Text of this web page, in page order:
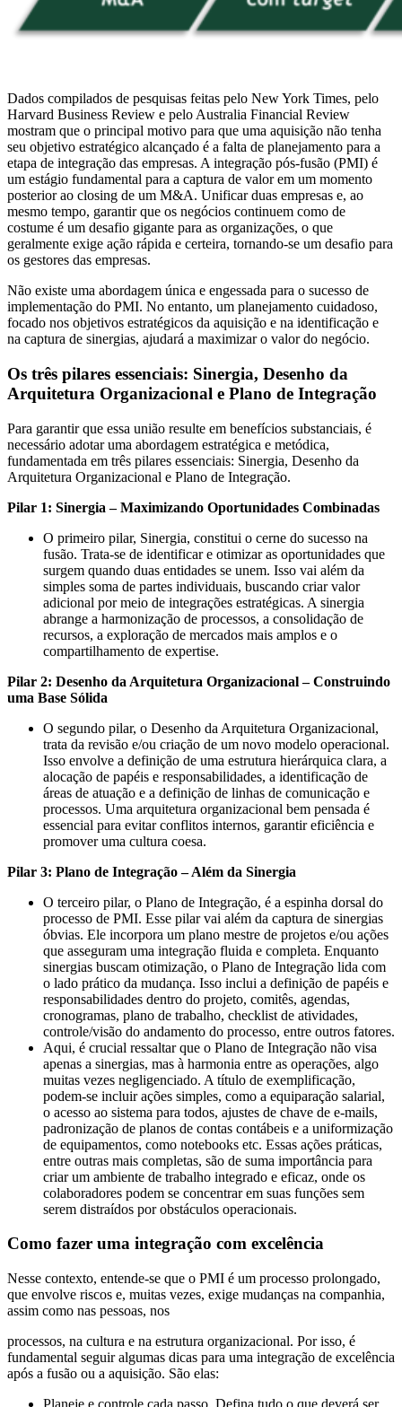
Dados compilados de pesquisas feitas pelo New York Times, pelo
Harvard Business Review e pelo Australia Financial Review
mostram que o principal motivo para que uma aquisição não tenha
seu objetivo estratégico alcançado é a falta de planejamento para a
etapa de integração das empresas. A integração pós-fusão (PMI) é
um estágio fundamental para a captura de valor em um momento
posterior ao closing de um M&A. Unificar duas empresas e, ao
mesmo tempo, garantir que os negócios continuem como de
costume é um desafio gigante para as organizações, o que
geralmente exige ação rápida e certeira, tornando-se um desafio para
os gestores das empresas.
Não existe uma abordagem única e engessada para o sucesso de
implementação do PMI. No entanto, um planejamento cuidadoso,
focado nos objetivos estratégicos da aquisição e na identificação e
na captura de sinergias, ajudará a maximizar o valor do negócio.
Os três pilares essenciais: Sinergia, Desenho da
Arquitetura Organizacional e Plano de Integração
Para garantir que essa união resulte em benefícios substanciais, é
necessário adotar uma abordagem estratégica e metódica,
fundamentada em três pilares essenciais: Sinergia, Desenho da
Arquitetura Organizacional e Plano de Integração.
Pilar 1: Sinergia – Maximizando Oportunidades Combinadas
O primeiro pilar, Sinergia, constitui o cerne do sucesso na
fusão. Trata-se de identificar e otimizar as oportunidades que
surgem quando duas entidades se unem. Isso vai além da
simples soma de partes individuais, buscando criar valor
adicional por meio de integrações estratégicas. A sinergia
abrange a harmonização de processos, a consolidação de
recursos, a exploração de mercados mais amplos e o
compartilhamento de expertise.
Pilar 2: Desenho da Arquitetura Organizacional – Construindo
uma Base Sólida
O segundo pilar, o Desenho da Arquitetura Organizacional,
trata da revisão e/ou criação de um novo modelo operacional.
Isso envolve a definição de uma estrutura hierárquica clara, a
alocação de papéis e responsabilidades, a identificação de
áreas de atuação e a definição de linhas de comunicação e
processos. Uma arquitetura organizacional bem pensada é
essencial para evitar conflitos internos, garantir eficiência e
promover uma cultura coesa.
Pilar 3: Plano de Integração – Além da Sinergia
O terceiro pilar, o Plano de Integração, é a espinha dorsal do
processo de PMI. Esse pilar vai além da captura de sinergias
óbvias. Ele incorpora um plano mestre de projetos e/ou ações
que asseguram uma integração fluida e completa. Enquanto
sinergias buscam otimização, o Plano de Integração lida com
o lado prático da mudança. Isso inclui a definição de papéis e
responsabilidades dentro do projeto, comitês, agendas,
cronogramas, plano de trabalho, checklist de atividades,
controle/visão do andamento do processo, entre outros fatores.
Aqui, é crucial ressaltar que o Plano de Integração não visa
apenas a sinergias, mas à harmonia entre as operações, algo
muitas vezes negligenciado. A título de exemplificação,
podem-se incluir ações simples, como a equiparação salarial,
o acesso ao sistema para todos, ajustes de chave de e-mails,
padronização de planos de contas contábeis e a uniformização
de equipamentos, como notebooks etc. Essas ações práticas,
entre outras mais completas, são de suma importância para
criar um ambiente de trabalho integrado e eficaz, onde os
colaboradores podem se concentrar em suas funções sem
serem distraídos por obstáculos operacionais.
Como fazer uma integração com excelência
Nesse contexto, entende-se que o PMI é um processo prolongado,
que envolve riscos e, muitas vezes, exige mudanças na companhia,
assim como nas pessoas, nos
processos, na cultura e na estrutura organizacional. Por isso, é
fundamental seguir algumas dicas para uma integração de excelência
após a fusão ou a aquisição. São elas:
Planeje e controle cada passo. Defina tudo o que deverá ser